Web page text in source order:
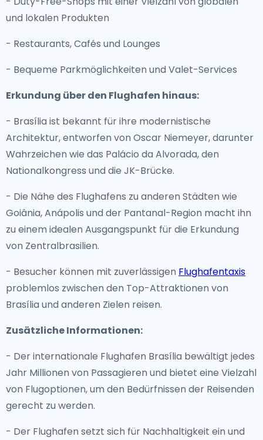
und lokalen Produkten
- Restaurants, Cafés und Lounges
- Bequeme Parkmöglichkeiten und Valet-Services
Erkundung über den Flughafen hinaus:
- Brasília ist bekannt für ihre modernistische
Architektur, entworfen von Oscar Niemeyer, darunter
Wahrzeichen wie das Palácio da Alvorada, den
Nationalkongress und die JK-Brücke.
- Die Nähe des Flughafens zu anderen Städten wie
Goiânia, Anápolis und der Pantanal-Region macht ihn
zu einem idealen Ausgangspunkt für die Erkundung
von Zentralbrasilien.
- Besucher können mit zuverlässigen Flughafentaxis
problemlos zwischen den Top-Attraktionen von
Brasília und anderen Zielen reisen.
Zusätzliche Informationen:
- Der internationale Flughafen Brasília bewältigt jedes
Jahr Millionen von Passagieren und bietet eine Vielzahl
von Flugoptionen, um den Bedürfnissen der Reisenden
gerecht zu werden.
- Der Flughafen setzt sich für Nachhaltigkeit ein und